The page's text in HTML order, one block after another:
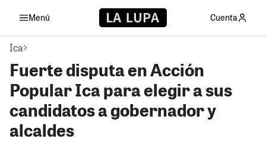
Menú Cuenta
Ica
Fuerte disputa en Acción
Popular Ica para elegir a sus
candidatos a gobernador y
alcaldes